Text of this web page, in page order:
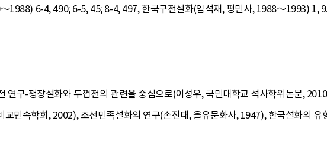
1988) 6-4, 490; 6-5, 45; 8-4, 497, 한국구전설화(임석재, 평민사, 1988～1993) 1,
연구-쟁장설화와 두껍전의 관련을 중심으로(이성우, 국민대학교 석사학위논문,
민속학회, 2002), 조선민족설화의 연구(손진태, 을유문화사, 1947), 한국설화의 유